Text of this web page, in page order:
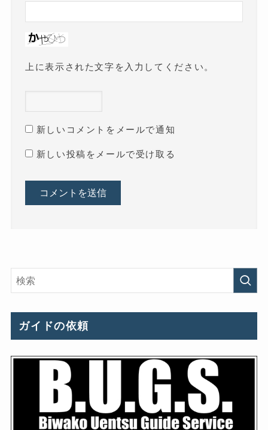
上に表示された文字を入力してください。
新しいコメントをメールで通知
新しい投稿をメールで受け取る
ガイドの依頼